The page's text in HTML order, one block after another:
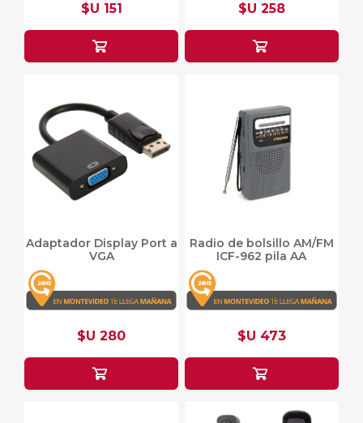
$U 151 $U 258
Adaptador Display Port a
VGA
$U 280
Radio de bolsillo AM/FM
ICF-962 pila AA
$U 473